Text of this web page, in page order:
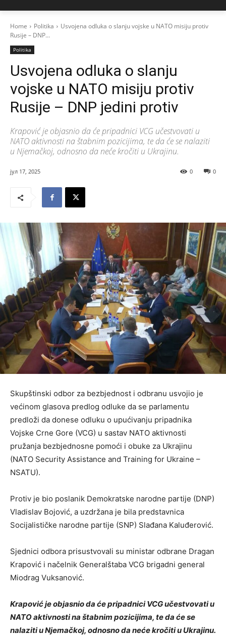
Home Politika
Usvojena odluka o slanju vojske u NATO misiju protiv
Rusije – DNP...
Politika
Usvojena odluka o slanju
vojske u NATO misiju protiv
Rusije – DNP jedini protiv
Krapović je objasnio da će pripadnici VCG učestvovati u
NATO aktivnosti na štabnim pozicijima, te da će se nalaziti
u Njemačkoj, odnosno da neće kročiti u Ukrajinu.
јул 17, 2025 0
0
Skupštinski odbor za bezbjednost i odbranu usvojio je
većinom glasova predlog odluke da se parlamentu
predloži da donese odluku o upućivanju pripadnika
Vojske Crne Gore (VCG) u sastav NATO aktivnosti
pružanja bezbjednosne pomoći i obuke za Ukrajinu
(NATO Security Assistance and Training for Ukraine –
NSATU).
Protiv je bio poslanik Demokratske narodne partije (DNP)
Vladislav Bojović, a uzdržana je bila predstavnica
Socijalističke narodne partije (SNP) Slađana Kaluđerović.
Sjednici odbora prisustvovali su ministar odbrane Dragan
Krapović i načelnik Generalštaba VCG brigadni general
Miodrag Vuksanović.
Krapović je objasnio da će pripadnici VCG učestvovati u
NATO aktivnosti na štabnim pozicijima, te da će se
nalaziti u Njemačkoj, odnosno da neće kročiti u Ukrajinu.